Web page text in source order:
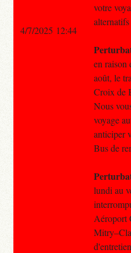
votre
en raison
août, le
Croix de
Nous
voyage
anticiper
Bus de
lundi au
Aéroport
d'entretien
4/7/2025 12:44